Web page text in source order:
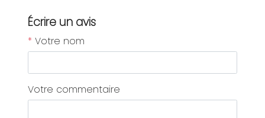
Écrire un avis
* Votre nom
Votre commentaire